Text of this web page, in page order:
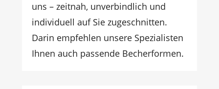
uns – zeitnah, unverbindlich und
individuell auf Sie zugeschnitten.
Darin empfehlen unsere Spezialisten
Ihnen auch passende Becherformen.